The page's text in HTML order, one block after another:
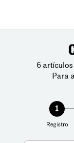
6
Para
1
Registro